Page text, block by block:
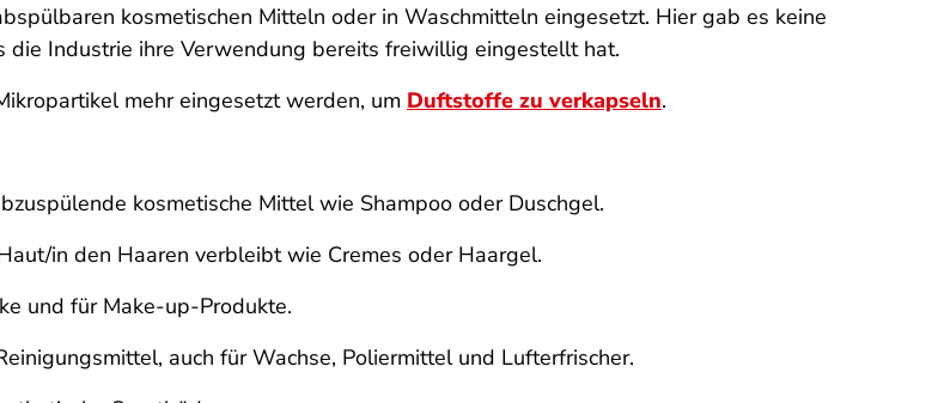
kosmetischen Mitteln oder in Waschmitteln eingesetzt. Hier gab es keine
Industrie ihre Verwendung bereits freiwillig eingestellt hat.
mehr eingesetzt werden, um Duftstoffe zu verkapseln.
kosmetische Mittel wie Shampoo oder Duschgel.
in den Haaren verbleibt wie Cremes oder Haargel.
und für Make-up-Produkte.
auch für Wachse, Poliermittel und Lufterfrischer.